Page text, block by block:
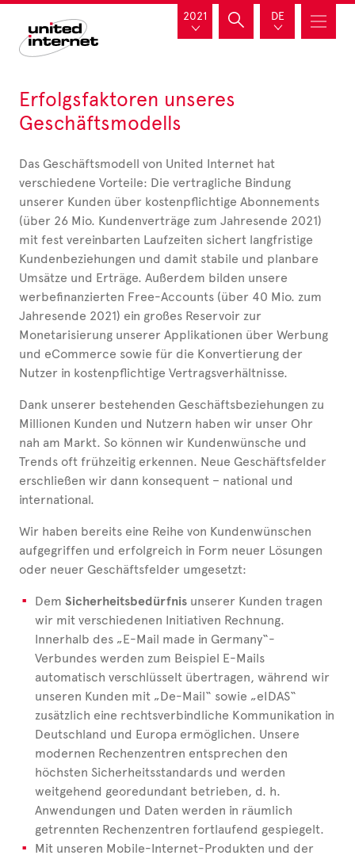
2021 DE
Erfolgsfaktoren unseres
Geschäftsmodells
Das Geschäftsmodell von United Internet hat
verschiedene Vorteile: Die vertragliche Bindung
unserer Kunden über kostenpflichtige Abonnements
(über 26 Mio. Kundenverträge zum Jahresende 2021)
mit fest vereinbarten Laufzeiten sichert langfristige
Kundenbeziehungen und damit stabile und planbare
Umsätze und Erträge. Außerdem bilden unsere
werbefinanzierten Free-Accounts (über 40 Mio. zum
Jahresende 2021) ein großes Reservoir zur
Monetarisierung unserer Applikationen über Werbung
und eCommerce sowie für die Konvertierung der
Nutzer in kostenpflichtige Vertragsverhältnisse.
Dank unserer bestehenden Geschäftsbeziehungen zu
Millionen Kunden und Nutzern haben wir unser Ohr
nah am Markt. So können wir Kundenwünsche und
Trends oft frühzeitig erkennen. Neue Geschäftsfelder
erschließen wir dann konsequent – national und
international.
Wir haben bereits eine Reihe von Kundenwünschen
aufgegriffen und erfolgreich in Form neuer Lösungen
oder neuer Geschäftsfelder umgesetzt:
Dem Sicherheitsbedürfnis unserer Kunden tragen
wir mit verschiedenen Initiativen Rechnung.
Innerhalb des „E-Mail made in Germany“-
Verbundes werden zum Beispiel E-Mails
automatisch verschlüsselt übertragen, während wir
unseren Kunden mit „De-Mail“ sowie „eIDAS“
zusätzlich eine rechtsverbindliche Kommunikation in
Deutschland und Europa ermöglichen. Unsere
modernen Rechenzentren entsprechen den
höchsten Sicherheitsstandards und werden
weitgehend georedundant betrieben, d. h.
Anwendungen und Daten werden in räumlich
getrennten Rechenzentren fortlaufend gespiegelt.
Mit unseren Mobile-Internet-Produkten und der